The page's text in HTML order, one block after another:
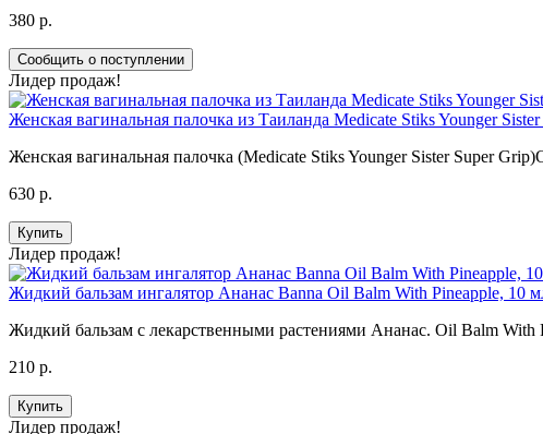
380 р.
Сообщить о поступлении
Лидер продаж!
Женская вагинальная палочка из Таиланда Medicate Stiks Younger
Женская вагинальная палочка (Medicate Stiks Younger Sister Super
630 р.
Купить
Лидер продаж!
Жидкий бальзам ингалятор Ананас Banna Oil Balm With Pineapple, 10
Жидкий бальзам с лекарственными растениями Ананас. Oil Balm With
210 р.
Купить
Лидер продаж!